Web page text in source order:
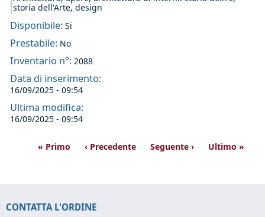
storia dell'Arte, design
Disponibile: Si
Prestabile: No
Inventario n°: 2088
Data di inserimento:
16/09/2025 - 09:54
Ultima modifica:
16/09/2025 - 09:54
« Primo ‹ Precedente Seguente › Ultimo »
CONTATTA L'ORDINE